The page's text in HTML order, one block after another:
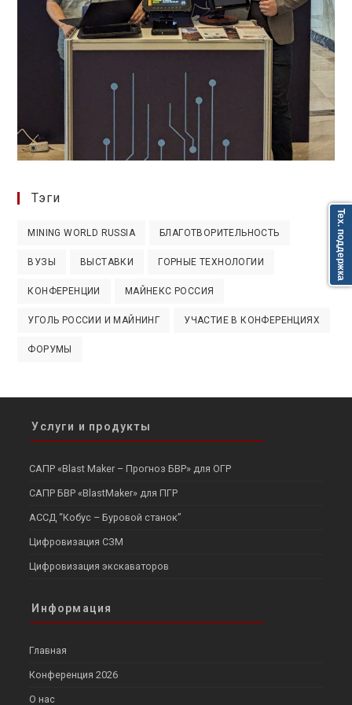
Тэги
MINING WORLD RUSSIA БЛАГОТВОРИТЕЛЬНОСТЬ
ВУЗЫ ВЫСТАВКИ ГОРНЫЕ ТЕХНОЛОГИИ
КОНФЕРЕНЦИИ МАЙНЕКС РОССИЯ
УГОЛЬ РОССИИ И МАЙНИНГ УЧАСТИЕ В КОНФЕРЕНЦИЯХ
ФОРУМЫ
Услуги и продукты
САПР «Blast Maker – Прогноз БВР» для ОГР
САПР БВР «BlastMaker» для ПГР
АССД “Кобус – Буровой станок”
Цифровизация СЗМ
Цифровизация экскаваторов
Информация
Главная
Конференция 2026
О нас
Тех. поддержка